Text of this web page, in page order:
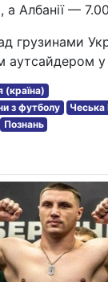
Албанії —
грузинами
у
(країна)
з футболу
Чеська
Познань